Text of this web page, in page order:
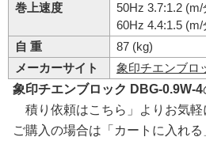
巻上速度
50Hz 3.7:1.2 (m/
60Hz 4.4:1.5 (m/
自 重
87 (kg)
メーカーサイト
象印チエンブロ
象印チエンブロック DBG-0.9W-4
積り依頼はこちら」よりお気軽
ご購入の場合は「カートに入れる